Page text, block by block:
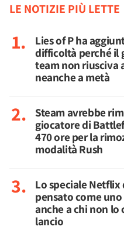
LE NOTIZIE PIÙ LETTE
Lies of P ha
difficoltà perché il
team non riusciva
neanche a metà
Steam avrebbe
giocatore di
470 ore per la
modalità Rush
Lo speciale Netflix
pensato come
anche a chi non lo
lancio